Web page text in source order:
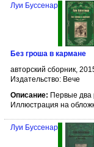
Луи Буссенар
Без гроша в кармане
авторский сборник,
Издательство: Вече
Описание: Первые два
Иллюстрация на
Луи Буссенар